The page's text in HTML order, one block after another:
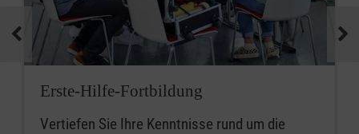
Erste-Hilfe-Fortbildung
Vertiefen Sie Ihre Kenntnisse rund um die